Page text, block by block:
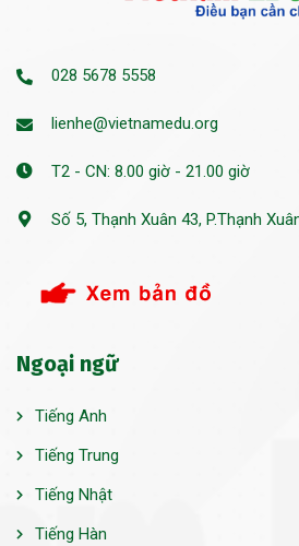
028 5678 5558
lienhe@vietnamedu.org
T2 - CN: 8.00 giờ - 21.00 giờ
Số 5, Thạnh Xuân 43, P.Thạnh
Ngoại ngữ
Tiếng Anh
Tiếng Trung
Tiếng Nhật
Tiếng Hàn